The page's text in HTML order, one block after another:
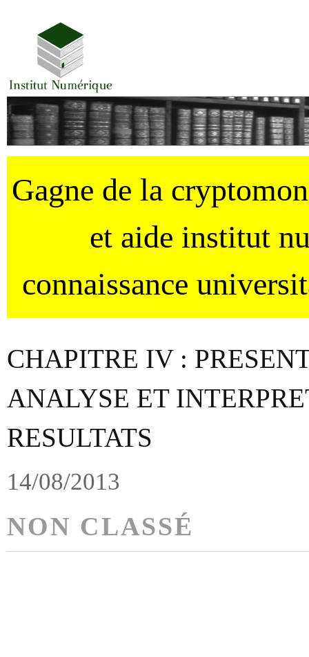
Gagne de la
et aide institut
connaissance
CHAPITRE IV :
ANALYSE ET
RESULTATS
14/08/2013
NON CLASSÉ